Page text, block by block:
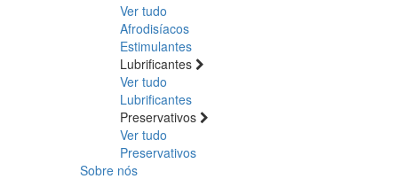
Ver tudo
Afrodisíacos
Estimulantes
Lubrificantes
Ver tudo
Lubrificantes
Preservativos
Ver tudo
Preservativos
Sobre nós